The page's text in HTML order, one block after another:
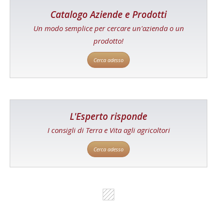
Catalogo Aziende e Prodotti
Un modo semplice per cercare un'azienda o un
prodotto!
Cerca adesso
L'Esperto risponde
I consigli di Terra e Vita agli agricoltori
Cerca adesso